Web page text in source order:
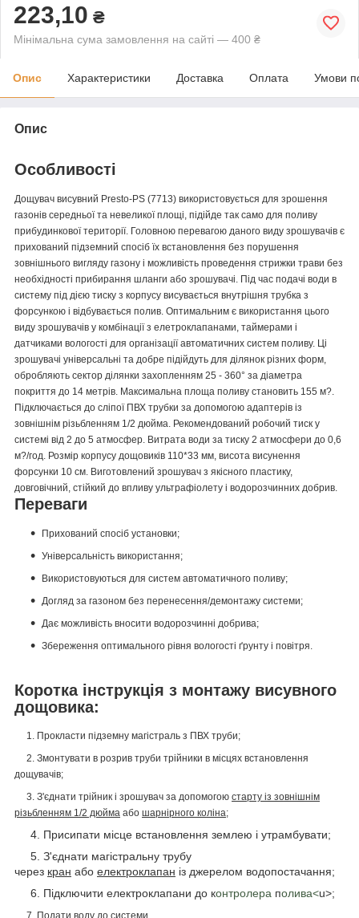
223,10 ₴
Мінімальна сума замовлення на сайті — 400 ₴
Опис Характеристики Доставка Оплата Умови
Опис
Особливості
Дощувач висувний Presto-PS (7713) використовується для зрошення
газонів середньої та невеликої площі, підійде так само для поливу
прибудинкової території. Головною перевагою даного виду зрошувачів є
прихований підземний спосіб їх встановлення без порушення
зовнішнього вигляду газону і можливість проведення стрижки трави без
необхідності прибирання шланги або зрошувачі. Під час подачі води в
систему під дією тиску з корпусу висувається внутрішня трубка з
форсункою і відбувається полив. Оптимальним є використання цього
виду зрошувачів у комбінації з елетроклапанами, таймерами і
датчиками вологості для організації автоматичних систем поливу. Ці
зрошувачі універсальні та добре підійдуть для ділянок різних форм,
обробляють сектор ділянки захопленням 25 - 360° за діаметра
покриття до 14 метрів. Максимальна площа поливу становить 155 м?.
Підключається до сліпої ПВХ трубки за допомогою адаптерів із
зовнішнім різьбленням 1/2 дюйма. Рекомендований робочий тиск у
системі від 2 до 5 атмосфер. Витрата води за тиску 2 атмосфери до 0,6
м?/год. Розмір корпусу дощовиків 110*33 мм, висота висунення
форсунки 10 см. Виготовлений зрошувач з якісного пластику,
довговічний, стійкий до впливу ультрафіолету і водорозчинних добрив.
Переваги
Прихований спосіб установки;
Універсальність використання;
Використовуються для систем автоматичного поливу;
Догляд за газоном без перенесення/демонтажу системи;
Дає можливість вносити водорозчинні добрива;
Збереження оптимального рівня вологості ґрунту і повітря.
Коротка інструкція з монтажу висувного
дощовика:
1. Прокласти підземну магістраль з ПВХ труби;
2. Змонтувати в розрив труби трійники в місцях встановлення
дощувачів;
3. З'єднати трійник і зрошувач за допомогою старту із зовнішнім
різьбленням 1/2 дюйма або шарнірного коліна;
4. Присипати місце встановлення землею і утрамбувати;
5. З'єднати магістральну трубу
через кран або електроклапан із джерелом водопостачання;
6. Підключити електроклапани до контролера полива<u>;